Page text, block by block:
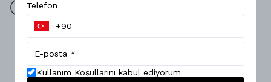
14 gün içinde iade değişim
Ürün Açıklaması
Doğal dokusu ve rahat kalıbıyla öne çıkan bu erkek
pantolon, pamuk keten karışımlı kumaşı sayesinde hafif,
Telefon
Kullanım Koşullarını kabul ediyorum